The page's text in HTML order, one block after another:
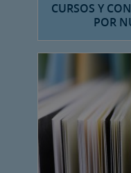
CURSOS Y
POR